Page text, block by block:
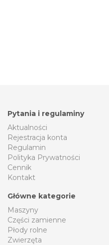
Pytania i regulaminy
Aktualności
Rejestracja konta
Regulamin
Polityka Prywatności
Cennik
Kontakt
Główne kategorie
Maszyny
Części zamienne
Płody rolne
Zwierzęta